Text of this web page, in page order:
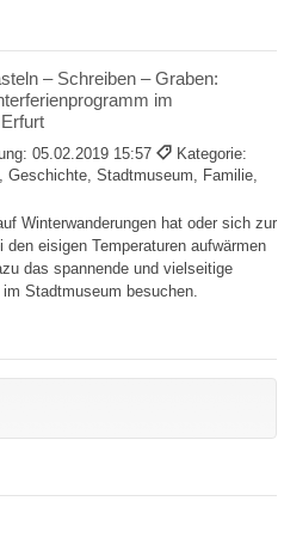
– Schreiben – Graben:
im
05.02.2019 15:57
Kategorie:
Geschichte, Stadtmuseum, Familie,
Winterwanderungen hat oder sich zur
den eisigen Temperaturen aufwärmen
das spannende und vielseitige
im Stadtmuseum besuchen.